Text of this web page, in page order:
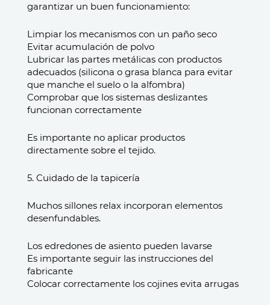
garantizar un buen funcionamiento:
Limpiar los mecanismos con un paño seco
Evitar acumulación de polvo
Lubricar las partes metálicas con productos
adecuados (silicona o grasa blanca para evitar
que manche el suelo o la alfombra)
Comprobar que los sistemas deslizantes
funcionan correctamente
Es importante no aplicar productos
directamente sobre el tejido.
5. Cuidado de la tapicería
Muchos sillones relax incorporan elementos
desenfundables.
Los edredones de asiento pueden lavarse
Es importante seguir las instrucciones del
fabricante
Colocar correctamente los cojines evita arrugas